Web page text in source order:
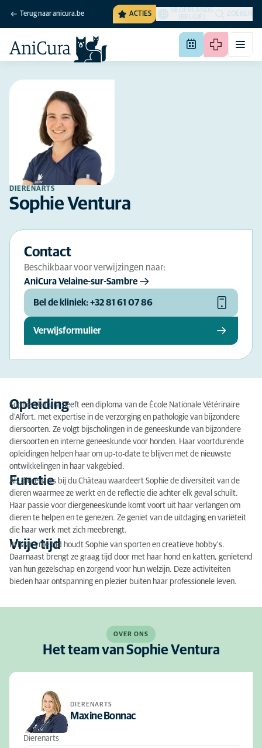
Terug naar anicura.be ACTIES
NEDERLANDS
(BELGIË)
ZOEKEN
DIERENARTS
Sophie Ventura
Contact
Beschikbaar voor verwijzingen naar:
AniCura Velaine-sur-Sambre
Bel de kliniek: +32 81 61 07 86
Verwijsformulier
Opleiding
Sophie Ventura heeft een diploma van de École Nationale Vétérinaire
d'Alfort, met expertise in de verzorging en pathologie van bijzondere
diersoorten. Ze volgt bijscholingen in de geneeskunde van bijzondere
diersoorten en interne geneeskunde voor honden. Haar voortdurende
opleidingen helpen haar om up-to-date te blijven met de nieuwste
ontwikkelingen in haar vakgebied.
Functie
Als dierenarts bij du Château waardeert Sophie de diversiteit van de
dieren waarmee ze werkt en de reflectie die achter elk geval schuilt.
Haar passie voor diergeneeskunde komt voort uit haar verlangen om
dieren te helpen en te genezen. Ze geniet van de uitdaging en variëteit
die haar werk met zich meebrengt.
Vrije tijd
In haar vrije tijd houdt Sophie van sporten en creatieve hobby's.
Daarnaast brengt ze graag tijd door met haar hond en katten, genietend
van hun gezelschap en zorgend voor hun welzijn. Deze activiteiten
bieden haar ontspanning en plezier buiten haar professionele leven.
OVER ONS
Het team van Sophie Ventura
DIERENARTS
Maxine Bonnac
Dierenarts